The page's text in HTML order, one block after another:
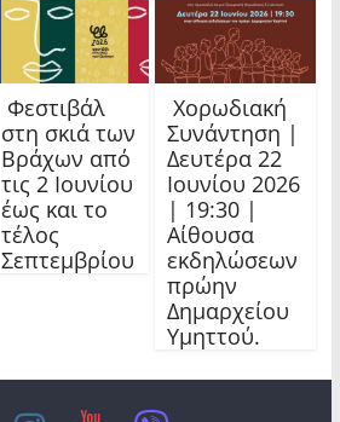
Φεστιβάλ
στη σκιά των
Βράχων από
τις 2 Ιουνίου
έως και το
τέλος
Σεπτεμβρίου
Χορωδιακή
Συνάντηση |
Δευτέρα 22
Ιουνίου 2026
| 19:30 |
Αίθουσα
εκδηλώσεων
πρώην
Δημαρχείου
Υμηττού.